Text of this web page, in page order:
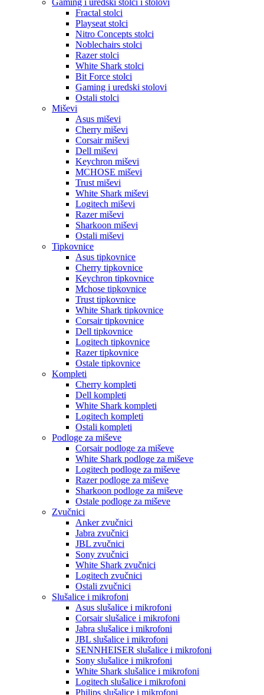
Gaming i uredski stolci i stolovi
Fractal stolci
Playseat stolci
Nitro Concepts stolci
Noblechairs stolci
Razer stolci
White Shark stolci
Bit Force stolci
Gaming i uredski stolovi
Ostali stolci
Miševi
Asus miševi
Cherry miševi
Corsair miševi
Dell miševi
Keychron miševi
MCHOSE miševi
Trust miševi
White Shark miševi
Logitech miševi
Razer miševi
Sharkoon miševi
Ostali miševi
Tipkovnice
Asus tipkovnice
Cherry tipkovnice
Keychron tipkovnice
Mchose tipkovnice
Trust tipkovnice
White Shark tipkovnice
Corsair tipkovnice
Dell tipkovnice
Logitech tipkovnice
Razer tipkovnice
Ostale tipkovnice
Kompleti
Cherry kompleti
Dell kompleti
White Shark kompleti
Logitech kompleti
Ostali kompleti
Podloge za miševe
Corsair podloge za miševe
White Shark podloge za miševe
Logitech podloge za miševe
Razer podloge za miševe
Sharkoon podloge za miševe
Ostale podloge za miševe
Zvučnici
Anker zvučnici
Jabra zvučnici
JBL zvučnici
Sony zvučnici
White Shark zvučnici
Logitech zvučnici
Ostali zvučnici
Slušalice i mikrofoni
Asus slušalice i mikrofoni
Corsair slušalice i mikrofoni
Jabra slušalice i mikrofoni
JBL slušalice i mikrofoni
SENNHEISER slušalice i mikrofoni
Sony slušalice i mikrofoni
White Shark slušalice i mikrofoni
Logitech slušalice i mikrofoni
Philips slušalice i mikrofoni